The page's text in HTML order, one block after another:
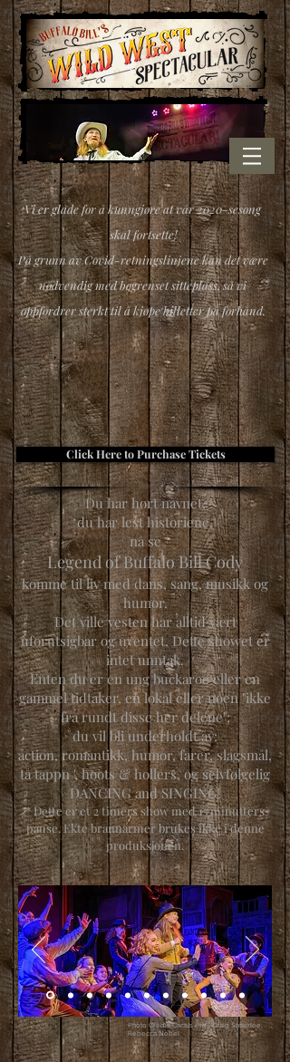
Vi er glade for å kunngjøre at vår 2020-sesong
skal fortsette!
På grunn av Covid-retningslinjene kan det være
nødvendig med begrenset sitteplass, så vi
oppfordrer sterkt til å kjøpe billetter på forhånd.
Click Here to Purchase Tickets
Du har hørt navnet,
du har lest historiene,
nå se
Legend of Buffalo Bill Cody
komme til liv med dans, sang, musikk og
humor.
Det ville vesten har alltid vært
uforutsigbar og uventet. Dette showet er
intet unntak.
Enten du er en ung buckaroo eller en
gammel tidtaker, en lokal eller noen "ikke
fra rundt disse her delene";
du vil bli underholdt av:
action, romantikk, humor, farer, slagsmål,
tå tappn ', hoots & hollers, og selvfølgelig
DANCING and SINGING!
* Dette er et 2 timers show med 15 minutters
pause. Ekte brannarmer brukes ikke i denne
produksjonen.
Photo Credit: Cactus Pro , Craig Satterlee,
Rebecca Nobel